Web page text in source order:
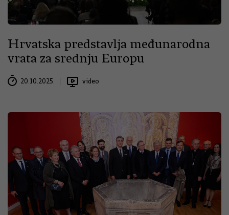
Hrvatska predstavlja međunarodna
vrata za srednju Europu
20.10.2025. video